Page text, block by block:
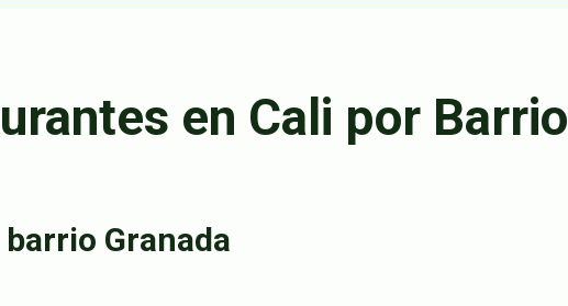
en Cali por Barrio
Granada